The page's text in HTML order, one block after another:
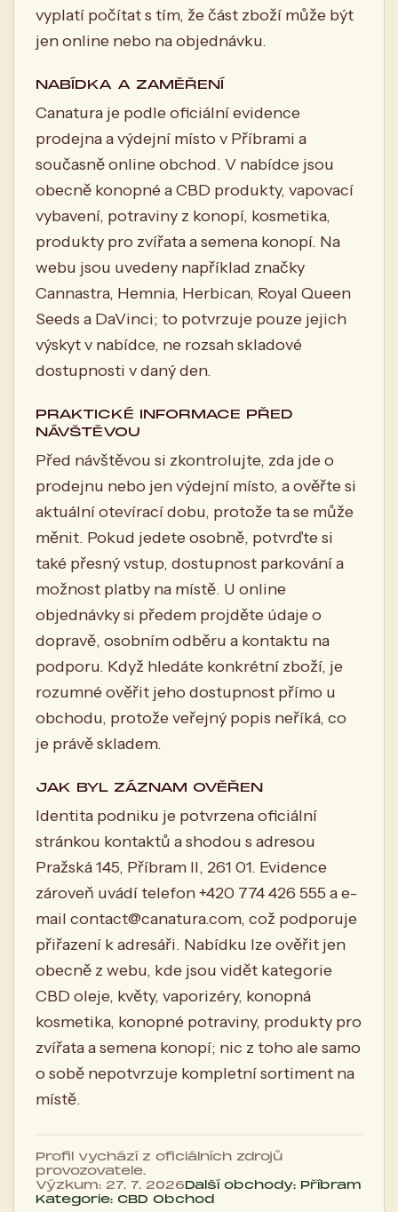
vyplatí počítat s tím, že část zboží může být
jen online nebo na objednávku.
NABÍDKA A ZAMĚŘENÍ
Canatura je podle oficiální evidence
prodejna a výdejní místo v Příbrami a
současně online obchod. V nabídce jsou
obecně konopné a CBD produkty, vapovací
vybavení, potraviny z konopí, kosmetika,
produkty pro zvířata a semena konopí. Na
webu jsou uvedeny například značky
Cannastra, Hemnia, Herbican, Royal Queen
Seeds a DaVinci; to potvrzuje pouze jejich
výskyt v nabídce, ne rozsah skladové
dostupnosti v daný den.
PRAKTICKÉ INFORMACE PŘED
NÁVŠTĚVOU
Před návštěvou si zkontrolujte, zda jde o
prodejnu nebo jen výdejní místo, a ověřte si
aktuální otevírací dobu, protože ta se může
měnit. Pokud jedete osobně, potvrďte si
také přesný vstup, dostupnost parkování a
možnost platby na místě. U online
objednávky si předem projděte údaje o
dopravě, osobním odběru a kontaktu na
podporu. Když hledáte konkrétní zboží, je
rozumné ověřit jeho dostupnost přímo u
obchodu, protože veřejný popis neříká, co
je právě skladem.
JAK BYL ZÁZNAM OVĚŘEN
Identita podniku je potvrzena oficiální
stránkou kontaktů a shodou s adresou
Pražská 145, Příbram II, 261 01. Evidence
zároveň uvádí telefon +420 774 426 555 a e-
mail contact@canatura.com, což podporuje
přiřazení k adresáři. Nabídku lze ověřit jen
obecně z webu, kde jsou vidět kategorie
CBD oleje, květy, vaporizéry, konopná
kosmetika, konopné potraviny, produkty pro
zvířata a semena konopí; nic z toho ale samo
o sobě nepotvrzuje kompletní sortiment na
místě.
Profil vychází z oficiálních zdrojů
provozovatele.
Výzkum: 27. 7. 2026Další obchody: Příbram
Kategorie: CBD Obchod